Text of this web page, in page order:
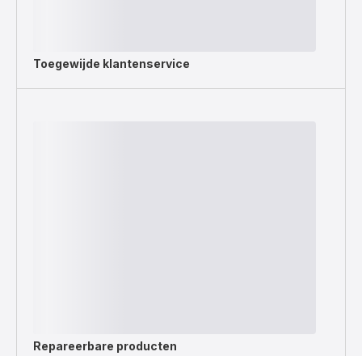
Toegewijde klantenservice
Repareerbare producten